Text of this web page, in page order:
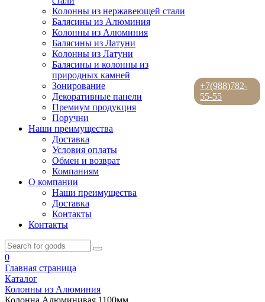
Колонны из нержавеющей стали
Балясины из Алюминия
Колонны из Алюминия
Балясины из Латуни
Колонны из Латуни
Балясины и колонны из
природных камней
Зонирование
Декоративные панели
Премиум продукция
Поручни
Наши преимущества
Доставка
Условия оплаты
Обмен и возврат
Компаниям
О компании
Наши преимущества
Доставка
Контакты
Контакты
+7(988)782-
55-55
0
Главная страница
Каталог
Колонны из Алюминия
Колонна Алюминивая 1100мм